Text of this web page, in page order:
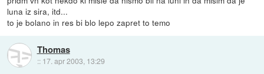
luna iz sira, itd...
to je bolano in res bi blo lepo zapret to temo
Thomas
:: 17. apr 2003, 13:29